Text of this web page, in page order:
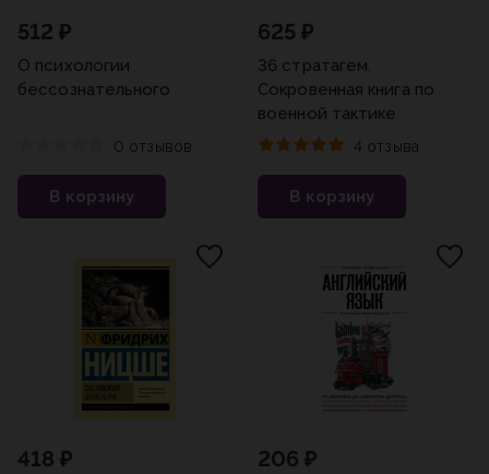
512 ₽
О психологии
бессознательного
0 отзывов
В корзину
625 ₽
36 стратагем.
Сокровенная книга по
военной тактике
4 отзыва
В корзину
418 ₽ 206 ₽